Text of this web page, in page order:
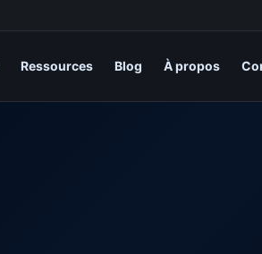
Ressources Blog À propos